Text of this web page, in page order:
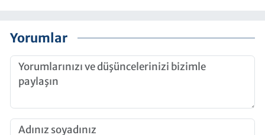
Yorumlar